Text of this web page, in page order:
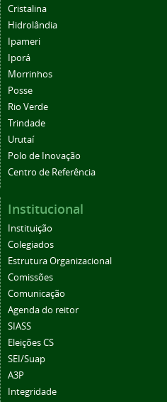
Cristalina
Hidrolândia
Ipameri
Iporá
Morrinhos
Posse
Rio Verde
Trindade
Urutaí
Polo de Inovação
Centro de Referência
Institucional
Instituição
Colegiados
Estrutura Organizacional
Comissões
Comunicação
Agenda do reitor
SIASS
Eleições CS
SEI/Suap
A3P
Integridade